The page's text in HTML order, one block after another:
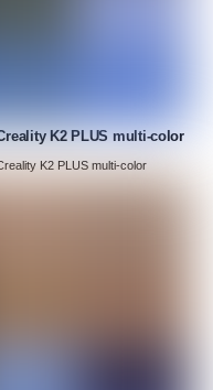
K2 PLUS multi-color
K2 PLUS multi-color